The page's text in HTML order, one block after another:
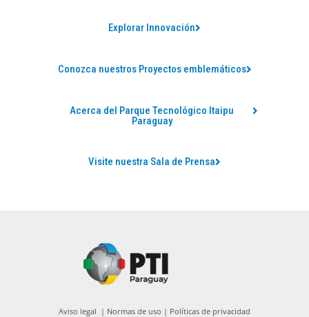
Explorar Innovación
Conozca nuestros Proyectos emblemáticos
Acerca del Parque Tecnológico Itaipu
Paraguay
Visite nuestra Sala de Prensa
Aviso legal | Normas de uso | Políticas de privacidad